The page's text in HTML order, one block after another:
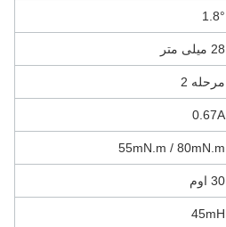
1.8°
28 میلی متر
مرحله 2
0.67A
55mN.m / 80mN.m
30 اوم
45mH